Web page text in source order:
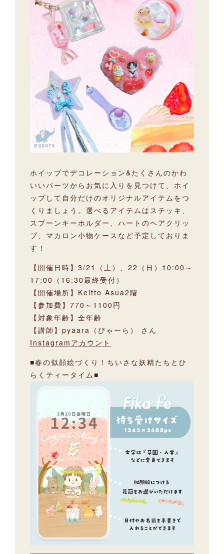
ホイップでデコレーション&たくさんのかわ
いいパーツからお気に入りを見つけて、ホイ
ップして自分だけのオリジナルアイテムをつ
くりましょう。選べるアイテムはステッキ、
スプーンキーホルダー、ハートのヘアクリッ
プ、マカロン小物ケースなど予定しておりま
す！
【開催日時】3/21（土）、22（日）10:00～
17:00（16:30最終受付）
【開催場所】Keitto Asua2階
【参加費】770～1100円
【対象年齢】全年齢
【講師】pyaara（ぴゃーら） さん
Instagramアカウント
■春の似顔絵づくり！ちいさな妖精たちとひ
らくティータイム■